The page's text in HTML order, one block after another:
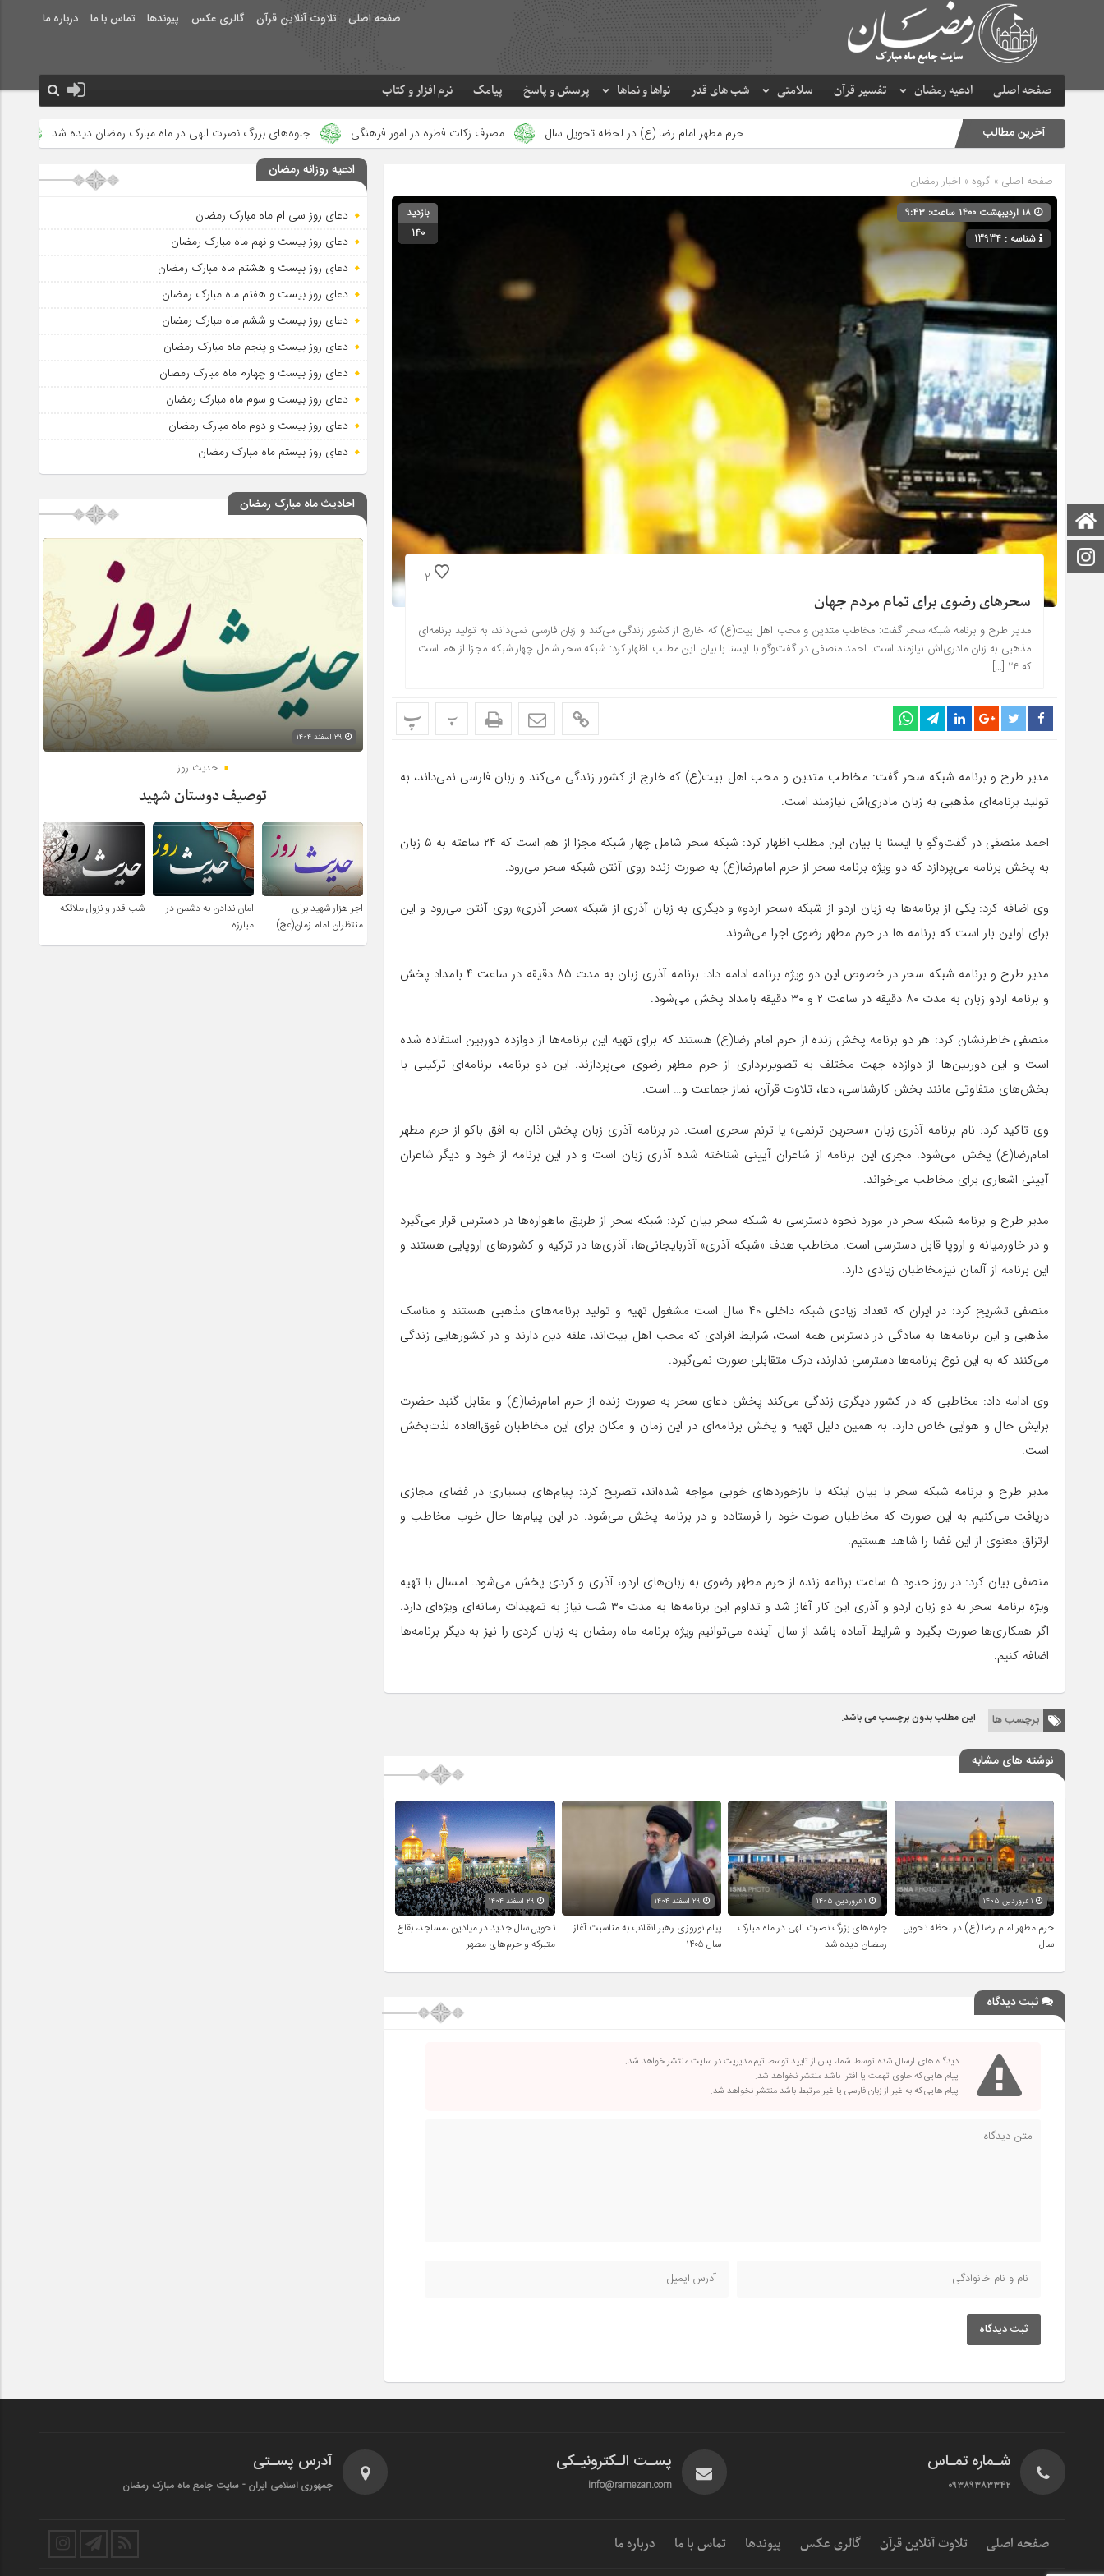
صفحه اصلی تلاوت آنلاین قرآن گالری عکس پیوندها تماس با ما درباره ما
صفحه اصلی ادعیه رمضان تفسیر قرآن سلامتی شب های قدر نواها و نماها پرسش و پاسخ پیامک نرم افزار و کتاب
صفحه اصلی
اینستاگرام
آخرین مطالب حرم مطهر امام رضا (ع) در لحظه تحویل سال مصرف زکات فطره در امور فرهنگی جلوه‌های بزرگ نصرت الهی در ماه مبارک رمضان دیده شد علت حرام بودن روزه ی
صفحه اصلی » گروه » اخبار رمضان
شناسه : 13934
بازدید
140
2
سحرهای رضوی برای تمام مردم جهان
مدیر طرح و برنامه شبکه سحر گفت: مخاطب متدین و محب اهل بیت(ع) که خارج از کشور زندگی می‌کند و زبان فارسی نمی‌داند، به تولید برنامه‌ای
مذهبی به زبان مادری‌اش نیازمند است. احمد منصفی در گفت‌وگو با ایسنا با بیان این مطلب اظهار کرد: شبکه سحر شامل چهار شبکه مجزا از هم است
که ۲۴ […]
پ پ
مدیر طرح و برنامه شبکه سحر گفت: مخاطب متدین و محب اهل بیت(ع) که خارج از کشور زندگی می‌کند و زبان فارسی نمی‌داند، به
تولید برنامه‌ای مذهبی به زبان مادری‌اش نیازمند است.
احمد منصفی در گفت‌وگو با ایسنا با بیان این مطلب اظهار کرد: شبکه سحر شامل چهار شبکه مجزا از هم است که ۲۴ ساعته به ۵ زبان
به پخش برنامه می‌پردازد که دو ویژه برنامه سحر از حرم امام‌رضا(ع) به صورت زنده روی آنتن شبکه سحر می‌رود.
وی اضافه کرد: یکی از برنامه‌ها به زبان اردو از شبکه «سحر اردو» و دیگری به زبان آذری از شبکه «سحر آذری» روی آنتن می‌رود و این
برای اولین بار است که برنامه ها در حرم مطهر رضوی اجرا می‌شوند.
مدیر طرح و برنامه شبکه سحر در خصوص این دو ویژه برنامه ادامه داد: برنامه آذری زبان به مدت ۸۵ دقیقه در ساعت ۴ بامداد پخش
و برنامه اردو زبان به مدت ۸۰ دقیقه در ساعت ۲ و ۳۰ دقیقه بامداد پخش می‌شود.
منصفی خاطرنشان کرد: هر دو برنامه پخش زنده از حرم امام رضا(ع) هستند که برای تهیه این برنامه‌ها از دوازده دوربین استفاده شده
است و این دوربین‌ها از دوازده جهت مختلف به تصویربرداری از حرم مطهر رضوی می‌پردازند. این دو برنامه، برنامه‌ای ترکیبی با
بخش‌های متفاوتی مانند بخش کارشناسی، دعا، تلاوت قرآن، نماز جماعت و… است.
وی تاکید کرد: نام برنامه آذری زبان «سحرین ترنمی» یا ترنم سحری است. در برنامه آذری زبان پخش اذان به افق باکو از حرم مطهر
امام‌رضا(ع) پخش می‌شود. مجری این برنامه از شاعران آیینی شناخته شده آذری زبان است و در این برنامه از خود و دیگر شاعران
آیینی اشعاری برای مخاطب می‌خواند.
مدیر طرح و برنامه شبکه سحر در مورد نحوه دسترسی به شبکه سحر بیان کرد: شبکه سحر از طریق ماهواره‌ها در دسترس قرار می‌گیرد
و در خاورمیانه و اروپا قابل دسترسی است. مخاطب هدف «شبکه آذری» آذربایجانی‌ها، آذری‌ها در ترکیه و کشورهای اروپایی هستند و
این برنامه از آلمان نیزمخاطبان زیادی دارد.
منصفی تشریح کرد: در ایران که تعداد زیادی شبکه داخلی ۴۰ سال است مشغول تهیه و تولید برنامه‌های مذهبی هستند و مناسک
مذهبی و این برنامه‌ها به سادگی در دسترس همه است، شرایط افرادی که محب اهل بیت‌اند، علقه دین دارند و در کشورهایی زندگی
می‌کنند که به این نوع برنامه‌ها دسترسی ندارند، درک متقابلی صورت نمی‌گیرد.
وی ادامه داد: مخاطبی که در کشور دیگری زندگی می‌کند پخش دعای سحر به صورت زنده از حرم امام‌رضا(ع) و مقابل گنبد حضرت
برایش حال و هوایی خاص دارد. به همین دلیل تهیه و ‌پخش برنامه‌ای در این زمان و مکان برای این مخاطبان فوق‌العاده لذت‌بخش
است.
مدیر طرح و برنامه شبکه سحر با بیان اینکه با بازخوردهای خوبی مواجه شده‌اند، تصریح کرد: پیام‌های بسیاری در فضای مجازی
دریافت می‌کنیم به این صورت که مخاطبان صوت خود را فرستاده و در برنامه پخش می‌شود. در این پیام‌ها حال خوب مخاطب و
ارتزاق معنوی از این فضا را شاهد هستیم.
منصفی بیان کرد: در روز حدود ۵ ساعت برنامه زنده از حرم مطهر رضوی به زبان‌های اردو، آذری و کردی پخش می‌شود. امسال با تهیه
ویژه برنامه سحر به دو زبان اردو و آذری این کار آغاز شد و تداوم این برنامه‌ها به مدت ۳۰ شب نیاز به تمهیدات رسانه‌ای ویژه‌ای دارد.
اگر همکاری‌ها صورت بگیرد و شرایط آماده باشد از سال آینده می‌توانیم ویژه برنامه ماه رمضان به زبان کردی را نیز به دیگر برنامه‌ها
اضافه کنیم.
برچسب ها این مطلب بدون برچسب می باشد.
نوشته های مشابه
حرم مطهر امام رضا (ع) در لحظه تحویل
سال
۱ فروردین ۱۴۰۵
جلوه‌های بزرگ نصرت الهی در ماه مبارک
رمضان دیده شد
پیام نوروزی رهبر انقلاب به مناسبت آغاز
سال ۱۴۰۵
تحویل سال‌ جدید در میادین ،مساجد، بقاع
متبرکه‌ و حرم‌های‌ مطهر
ثبت دیدگاه
دیدگاه های ارسال شده توسط شما، پس از تایید توسط تیم مدیریت در سایت منتشر خواهد شد.
پیام هایی که حاوی تهمت یا افترا باشد منتشر نخواهد شد.
پیام هایی که به غیر از زبان فارسی یا غیر مرتبط باشد منتشر نخواهد شد.
ثبت دیدگاه
ادعیه روزانه رمضان
دعای روز سی ام ماه مبارک رمضان
دعای روز بیست و نهم ماه مبارک رمضان
دعای روز بیست و هشتم ماه مبارک رمضان
دعای روز بیست و هفتم ماه مبارک رمضان
دعای روز بیست و ششم ماه مبارک رمضان
دعای روز بیست و پنجم ماه مبارک رمضان
دعای روز بیست و چهارم ماه مبارک رمضان
دعای روز بیست و سوم ماه مبارک رمضان
دعای روز بیست و دوم ماه مبارک رمضان
دعای روز بیستم ماه مبارک رمضان
احادیث ماه مبارک رمضان
حدیث روز
توصیف دوستان شهید
اجر هزار شهید برای
منتظران امام زمان(عج)
امان ندادن به دشمن در
مبارزه
شب قدر و نزول ملائکه
شـماره تمـاس
۰۹۳۸۹۳۸۳۳۴۲
پسـت الـکترونیـکی
info@ramezan.com
آدرس پسـتی
جمهوری اسلامی ایران - سایت جامع ماه مبارک رمضان
صفحه اصلی تلاوت آنلاین قرآن گالری عکس پیوندها تماس با ما درباره ما